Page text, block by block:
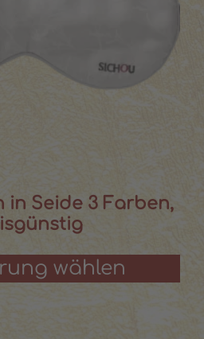
in Seide 3 Farben,
wählen